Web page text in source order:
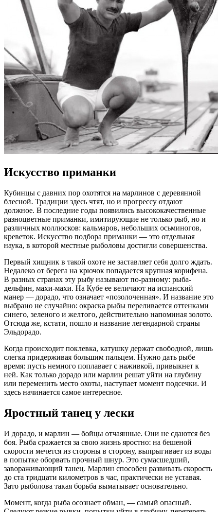
Искусство приманки
Кубинцы с давних пор охотятся на марлинов с деревянной
блесной. Традиции здесь чтят, но и прогрессу отдают
должное. В последние годы появились высококачественные
разноцветные приманки, имитирующие не только рыб, но и
различных моллюсков: кальмаров, небольших осьминогов,
креветок. Искусство подбора приманки — это отдельная
наука, в которой местные рыболовы достигли совершенства.
Первый хищник в такой охоте не заставляет себя долго ждать.
Недалеко от берега на крючок попадается крупная корифена.
В разных странах эту рыбу называют по-разному: рыба-
дельфин, махи-махи. На Кубе ее величают на испанский
манер — дорадо, что означает «позолоченная». И название это
выбрано не случайно: окраска рыбы переливается оттенками
синего, зеленого и желтого, действительно напоминая золото.
Отсюда же, кстати, пошло и название легендарной страны
Эльдорадо.
Когда происходит поклевка, катушку держат свободной, лишь
слегка придерживая большим пальцем. Нужно дать рыбе
время: пусть немного поплавает с наживкой, привыкнет к
ней. Как только дорадо или марлин решат уйти на глубину
или переменить место охоты, наступает момент подсечки. И
здесь начинается самое интересное.
Яростный танец у лески
И дорадо, и марлин — бойцы отчаянные. Они не сдаются без
боя. Рыба сражается за свою жизнь яростно: на бешеной
скорости мечется из стороны в сторону, выпрыгивает из воды
в попытке оборвать прочный шнур. Это сумасшедший,
завораживающий танец. Марлин способен развивать скорость
до ста тридцати километров в час, практически не уставая.
Зато рыболова такая борьба выматывает основательно.
Момент, когда рыба осознает обман, — самый опасный.